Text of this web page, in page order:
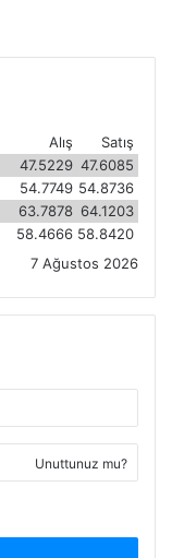
Satış
Alış
47.6085
47.5229
54.8736
54.7749
64.1203
63.7878
58.8420
58.4666
7 Ağustos 2026
Unuttunuz mu?